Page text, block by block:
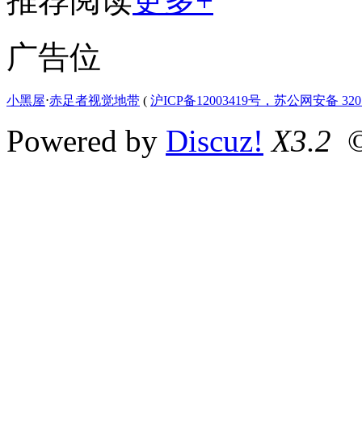
广告位
小黑屋⋅赤足者视觉地带 ( 沪ICP备12003419号，苏公网安备
Powered by Discuz! X3.2